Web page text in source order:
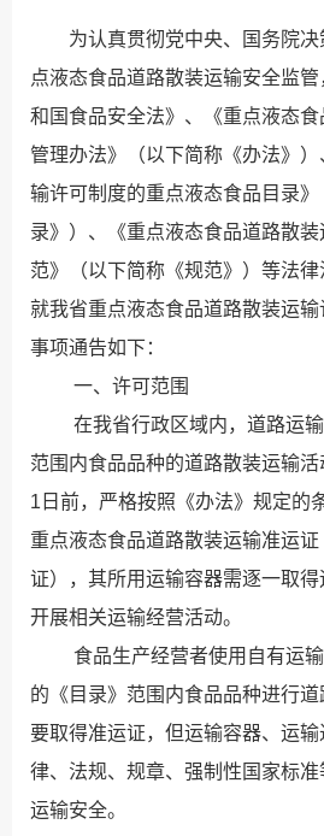
为认真贯彻党中央、国务院决
点液态食品道路散装运输安全监
和国食品安全法》、《重点液态
管理办法》（以下简称《办法》
输许可制度的重点液态食品目录》
录》）、《重点液态食品道路散
范》（以下简称《规范》）等法
就我省重点液态食品道路散装运
事项通告如下：
一、许可范围
在我省行政区域内，道路运输
范围内食品品种的道路散装运输
1日前，严格按照《办法》规定的
重点液态食品道路散装运输准运
证），其所用运输容器需逐一取
开展相关运输经营活动。
食品生产经营者使用自有运输
的《目录》范围内食品品种进行
要取得准运证，但运输容器、运
律、法规、规章、强制性国家标
运输安全。